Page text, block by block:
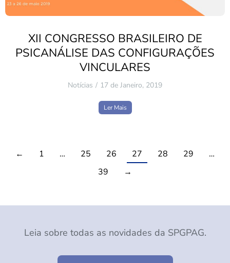
XII CONGRESSO BRASILEIRO DE
PSICANÁLISE DAS CONFIGURAÇÕES
VINCULARES
Notícias 17 de Janeiro, 2019
Ler Mais
← 1 … 25 26 27 28 29
…
39
→
Leia sobre todas as novidades da SPGPAG.